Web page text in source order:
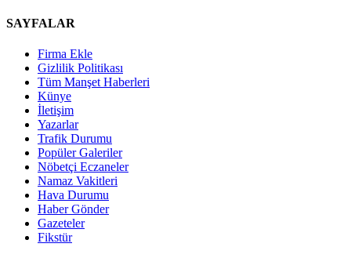
SAYFALAR
Firma Ekle
Gizlilik Politikası
Tüm Manşet Haberleri
Künye
İletişim
Yazarlar
Trafik Durumu
Popüler Galeriler
Nöbetçi Eczaneler
Namaz Vakitleri
Hava Durumu
Haber Gönder
Gazeteler
Fikstür